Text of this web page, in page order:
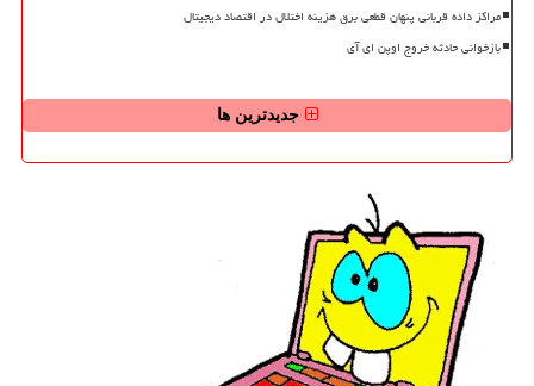
مراکز داده قربانی پنهان قطعی برق هزینه اختلال در اقتصاد دیجیتال
بازخوانی حادثه خروج اوپن ای آی
جدیدترین ها